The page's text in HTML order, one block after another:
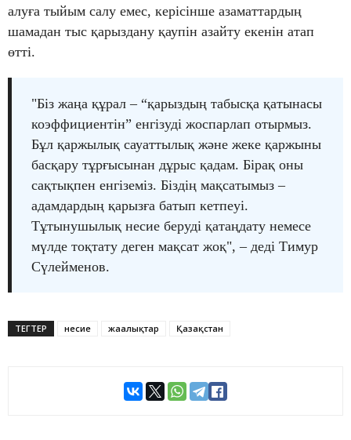
алуға тыйым салу емес, керісінше азаматтардың
шамадан тыс қарыздану қаупін азайту екенін атап
өтті.
"Біз жаңа құрал – “қарыздың табысқа қатынасы
коэффициентін” енгізуді жоспарлап отырмыз.
Бұл қаржылық сауаттылық және жеке қаржыны
басқару тұрғысынан дұрыс қадам. Бірақ оны
сақтықпен енгіземіз. Біздің мақсатымыз –
адамдардың қарызға батып кетпеуі.
Тұтынушылық несие беруді қатаңдату немесе
мүлде тоқтату деген мақсат жоқ", – деді Тимур
Сүлейменов.
ТЕГТЕР несие жаңалықтар Қазақстан